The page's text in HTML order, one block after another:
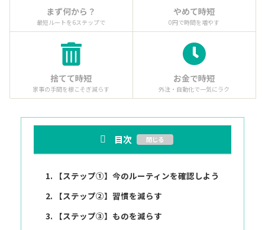
まず何から？
最短ルートを6ステップで
やめて時短
0円で時間を増やす
捨てて時短
家事の手間を根こそぎ減らす
お金で時短
外注・自動化で一気にラク
目次
【ステップ①】今のルーティンを確認しよう
【ステップ②】習慣を減らす
【ステップ③】ものを減らす